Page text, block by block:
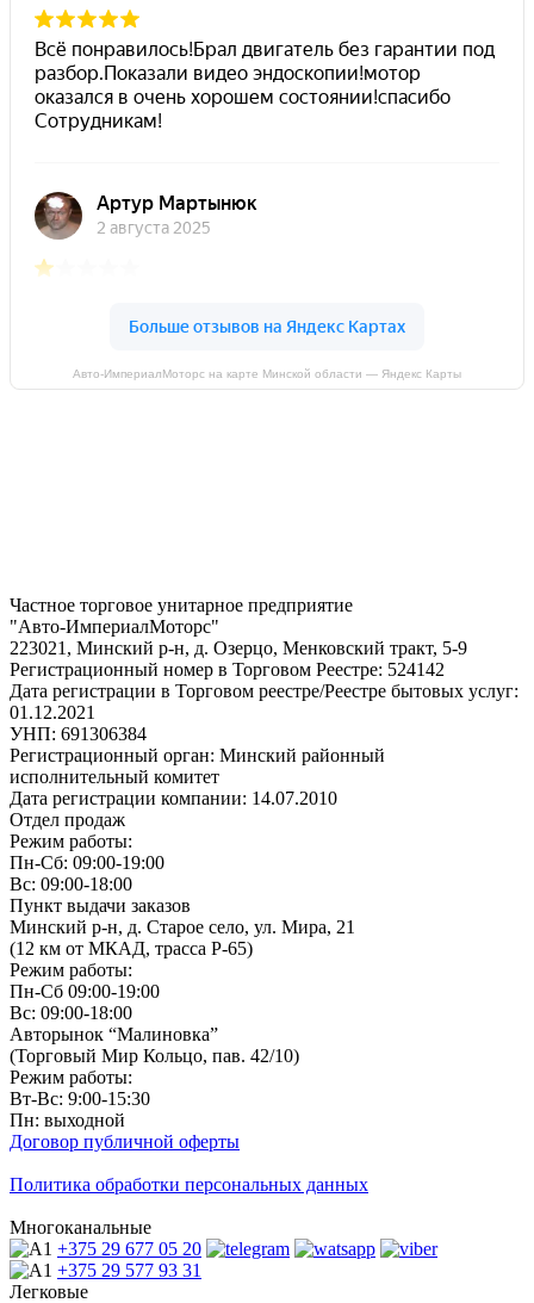
Авто-ИмпериалМоторс на карте Минской области — Яндекс Карты
Частное торговое унитарное предприятие
"Авто-ИмпериалМоторс"
223021, Минский р-н, д. Озерцо, Менковский тракт, 5-9
Регистрационный номер в Торговом Реестре: 524142
Дата регистрации в Торговом реестре/Реестре бытовых услуг:
01.12.2021
УНП: 691306384
Регистрационный орган: Минский районный
исполнительный комитет
Дата регистрации компании: 14.07.2010
Отдел продаж
Режим работы:
Пн-Сб: 09:00-19:00
Вс: 09:00-18:00
Пункт выдачи заказов
Минский р-н, д. Старое село, ул. Мира, 21
(12 км от МКАД, трасса P-65)
Режим работы:
Пн-Сб 09:00-19:00
Вс: 09:00-18:00
Авторынок “Малиновка”
(Торговый Мир Кольцо, пав. 42/10)
Режим работы:
Вт-Вс: 9:00-15:30
Пн: выходной
Договор публичной оферты
Политика обработки персональных данных
Многоканальные
+375 29 677 05 20
+375 29 577 93 31
Легковые